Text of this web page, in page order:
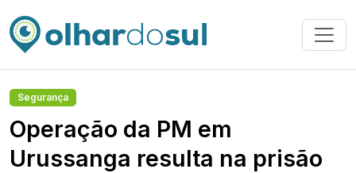
Segurança
Operação da PM em
Urussanga resulta na prisão